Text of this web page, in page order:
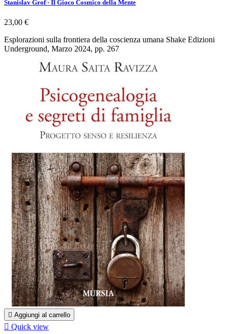
Stanislav Grof - Il Gioco Cosmico della Mente
23,00 €
Esplorazioni sulla frontiera della coscienza umana Shake Edizioni
Underground, Marzo 2024, pp. 267
 Aggiungi al carrello
 Quick view